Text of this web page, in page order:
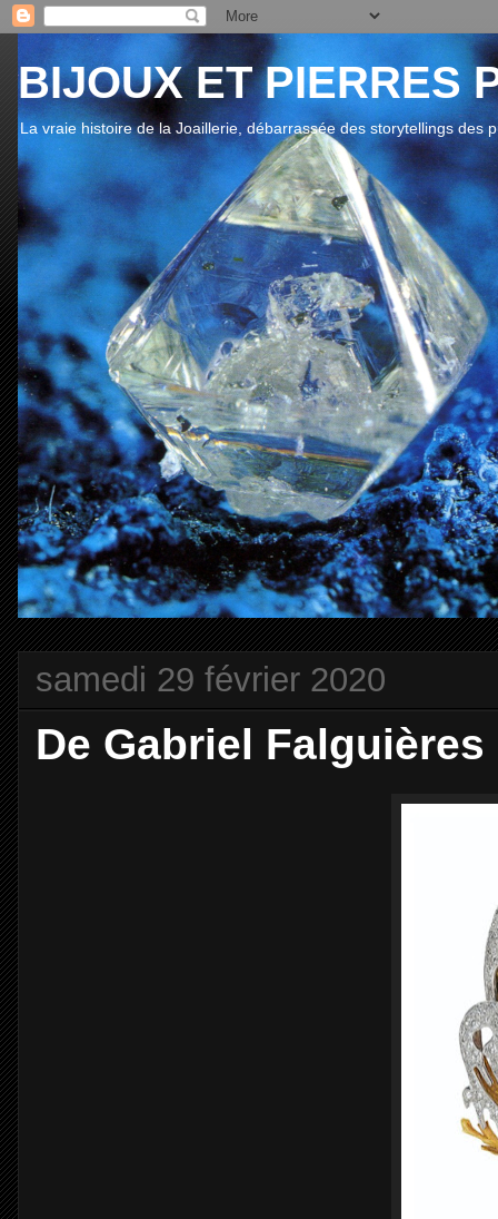
BIJOUX ET PIERRES
La vraie histoire de la Joaillerie, débarrassée des storytellings des
samedi 29 février 2020
De Gabriel